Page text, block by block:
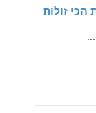
5 אופציות הכי זולות